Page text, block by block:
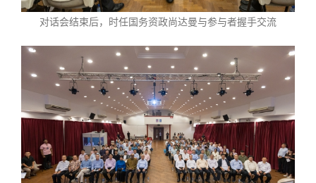
对话会结束后，时任国务资政尚达曼与参与者握手交流